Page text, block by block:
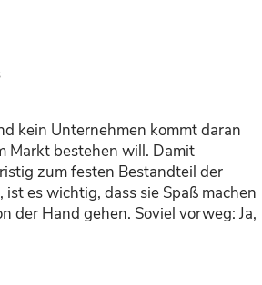
kein Unternehmen kommt daran
Markt bestehen will. Damit
zum festen Bestandteil der
es wichtig, dass sie Spaß machen
der Hand gehen. Soviel vorweg: Ja,